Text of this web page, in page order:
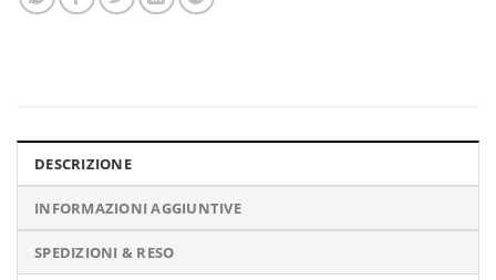
DESCRIZIONE
INFORMAZIONI AGGIUNTIVE
SPEDIZIONI & RESO